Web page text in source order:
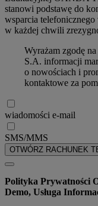
stanowi podstawę do
wsparcia telefonicznego
w każdej chwili
Wyrażam zgodę
S.A. informacji
o nowościach i
kontaktowe za
wiadomości e-mail
SMS/MMS
OTWÓRZ RACHUNEK
Polityka Prywatności
Demo, Usługa